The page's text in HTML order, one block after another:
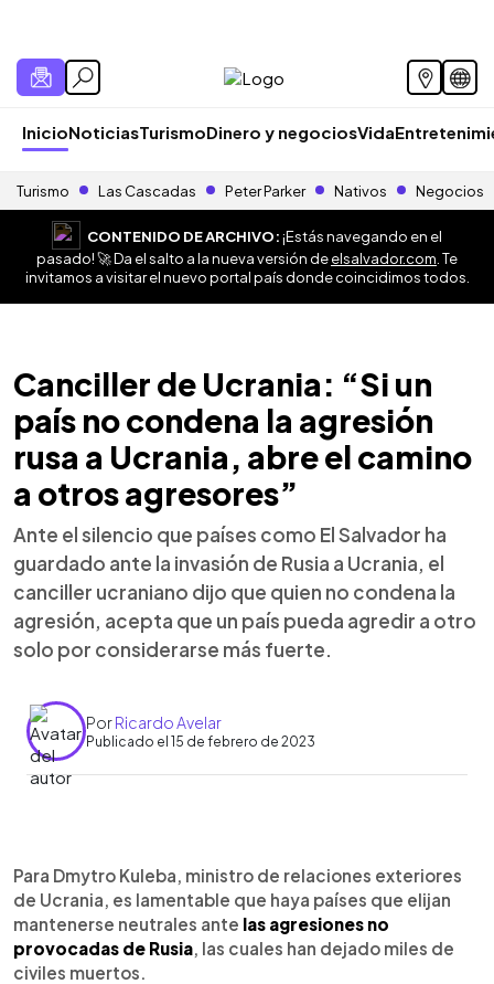
InicioNoticiasTurismoDinero y negociosVida
Turismo Las Cascadas Peter Parker Nativos Negocios
CONTENIDO DE ARCHIVO:¡Estás navegando en el
pasado! 🚀 Da el salto a la nueva versión deelsalvador.com . Te
invitamos a visitar el nuevo portal país donde coincidimos todos.
Canciller de Ucrania: “Si un
país no condena la agresión
rusa a Ucrania, abre el camino
a otros agresores”
Ante el silencio que países como El Salvador ha
guardado ante la invasión de Rusia a Ucrania, el
canciller ucraniano dijo que quien no condena la
agresión, acepta que un país pueda agredir a otro
solo por considerarse más fuerte.
PorRicardo Avelar
Publicado el 15 de febrero de 2023
Escuchar artículo
Para Dmytro Kuleba, ministro de relaciones exteriores
de Ucrania, es lamentable que haya países que elijan
mantenerse neutrales ante las agresiones no
provocadas de Rusia, las cuales han dejado miles de
civiles muertos.